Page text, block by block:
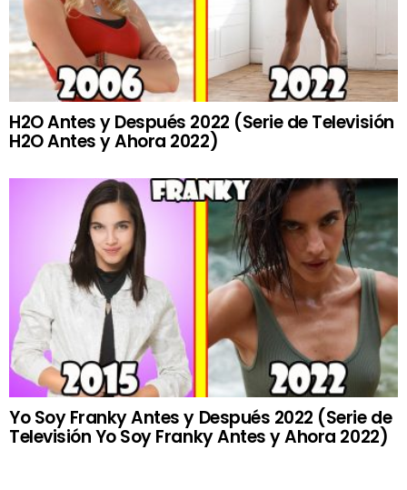
H2O Antes y Después 2022 (Serie de Televisión
H2O Antes y Ahora 2022)
Yo Soy Franky Antes y Después 2022 (Serie de
Televisión Yo Soy Franky Antes y Ahora 2022)